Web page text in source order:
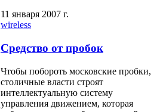
11 января 2007 г.
wireless
Средство от пробок
Чтобы побороть московские пробки,
столичные власти строят
интеллектуальную систему
управления движением, которая